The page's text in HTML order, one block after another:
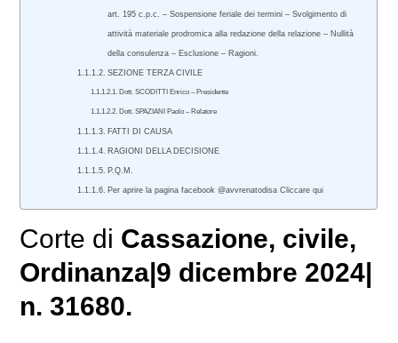
art. 195 c.p.c. – Sospensione feriale dei termini – Svolgimento di
attività materiale prodromica alla redazione della relazione – Nullità
della consulenza – Esclusione – Ragioni.
SEZIONE TERZA CIVILE
Dott. SCODITTI Enrico – Presidente
Dott. SPAZIANI Paolo – Relatore
FATTI DI CAUSA
RAGIONI DELLA DECISIONE
P.Q.M.
Per aprire la pagina facebook @avvrenatodisa Cliccare qui
Corte di Cassazione, civile,
Ordinanza|9 dicembre 2024|
n. 31680.